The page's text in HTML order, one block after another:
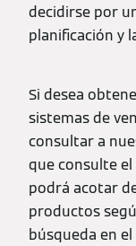
decidirse por
planificación y
Si desea
sistemas de
consultar a
que consulte el
podrá acotar
productos
búsqueda en el